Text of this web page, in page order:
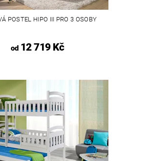
POSTEL HIPO III PRO 3 OSOBY
od12 719 Kč